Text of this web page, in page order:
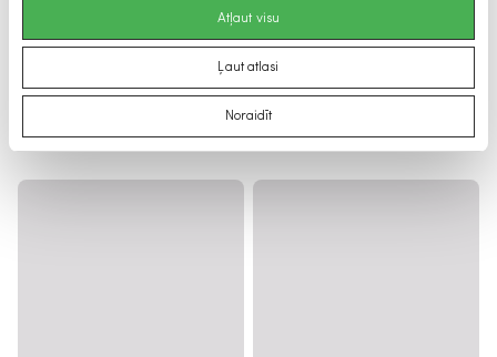
Atļaut visu
Ļaut atlasi
Noraidīt